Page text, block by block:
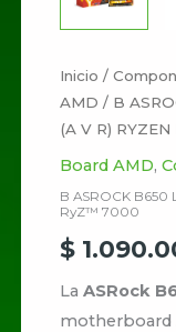
Inicio /
AMD / B
(A V R)
Board AMD,
B ASROCK B650
RyZ™ 7000
$
LaASRock
motherboard